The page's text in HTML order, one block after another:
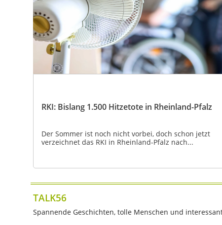
RKI: Bislang 1.500 Hitzetote in Rheinland-Pfalz
Der Sommer ist noch nicht vorbei, doch schon jetzt
verzeichnet das RKI in Rheinland-Pfalz nach...
TALK56
Spannende Geschichten, tolle Menschen und